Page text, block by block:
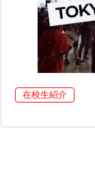
在校生紹介